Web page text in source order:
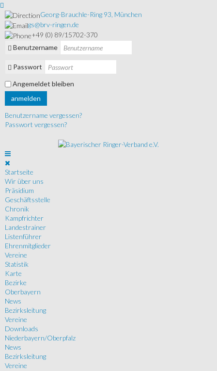
Georg-Brauchle-Ring 93, München
gs@brv-ringen.de
+49 (0) 89/15702-370
Benutzername
Passwort
Angemeldet bleiben
anmelden
Benutzername vergessen?
Passwort vergessen?
Startseite
Wir über uns
Präsidium
Geschäftsstelle
Chronik
Kampfrichter
Landestrainer
Listenführer
Ehrenmitglieder
Vereine
Statistik
Karte
Bezirke
Oberbayern
News
Bezirksleitung
Vereine
Downloads
Niederbayern/Oberpfalz
News
Bezirksleitung
Vereine